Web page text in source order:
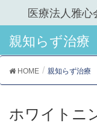
親知らず治療
HOME 親知らず治療
ホワイトニ
医療法人雅